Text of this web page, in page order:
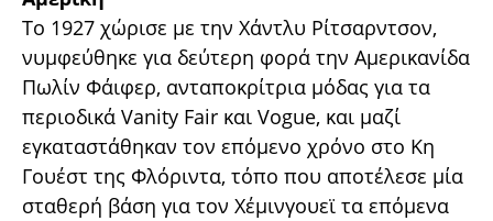
Το 1927 χώρισε με την Χάντλυ Ρίτσαρντσον,
νυμφεύθηκε για δεύτερη φορά την Αμερικανίδα
Πωλίν Φάιφερ, ανταποκρίτρια μόδας για τα
περιοδικά Vanity Fair και Vogue, και μαζί
εγκαταστάθηκαν τον επόμενο χρόνο στo Κη
Γουέστ της Φλόριντα, τόπο που αποτέλεσε μία
σταθερή βάση για τον Χέμινγουεϊ τα επόμενα